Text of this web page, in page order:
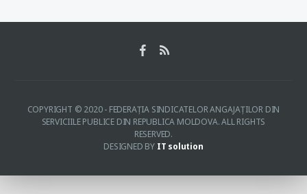
COPYRIGHT © 2020 - FEDERAŢIA SINDICATELOR ANGAJAŢILOR DIN
SERVICIILE PUBLICE DIN REPUBLICA MOLDOVA. ALL RIGHTS
RESERVED.
DESIGNED BY IT solution